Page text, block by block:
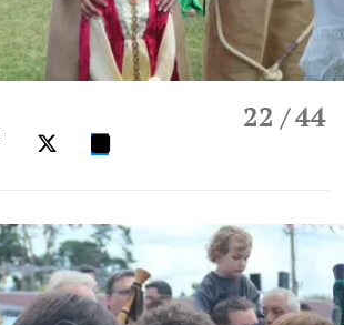
22 / 44